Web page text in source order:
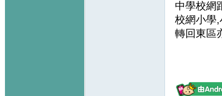
中學校網
校網小學
轉回東區